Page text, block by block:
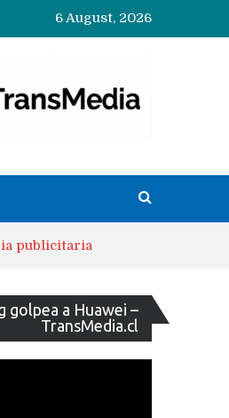
6 August, 2026
publicitaria
golpea a Huawei –
TransMedia.cl
de
vídeo